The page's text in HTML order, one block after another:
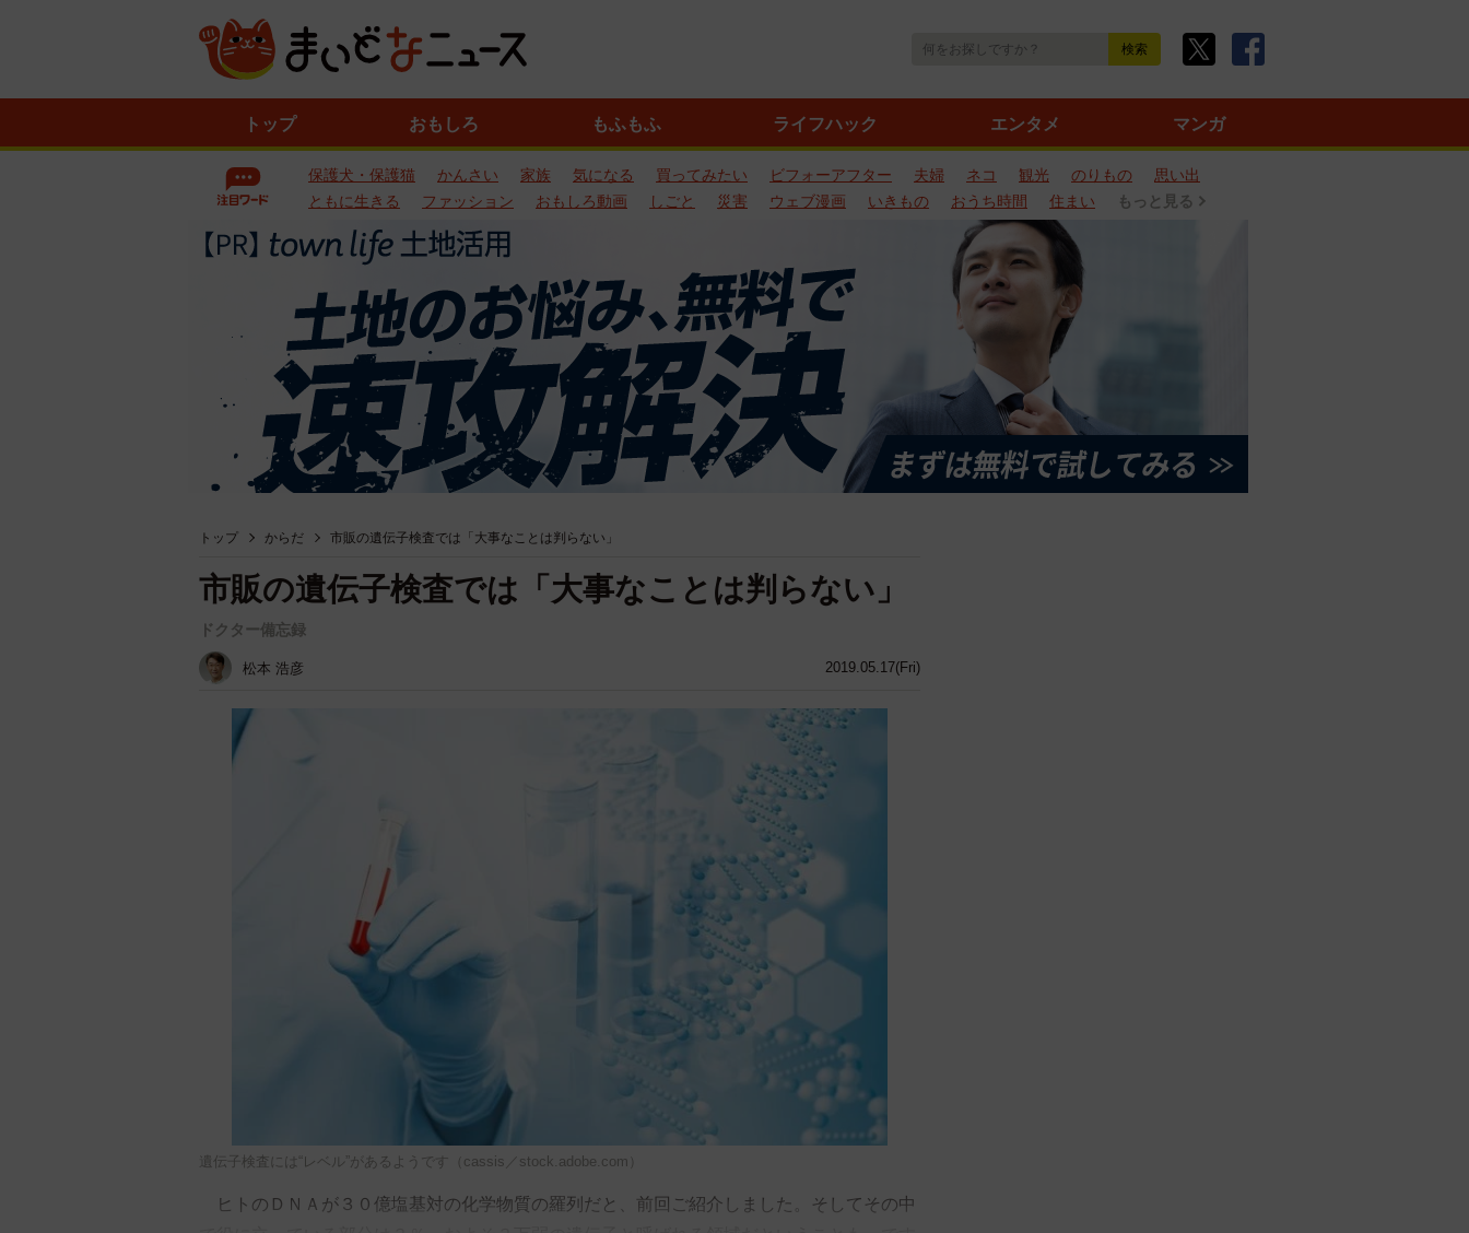
トップ おもしろ もふもふ ライフハック エンタメ マンガ
保護犬・保護猫 かんさい 家族 気になる 買ってみたい ビフォーアフター 夫婦 ネコ 観光 のりもの
思い出
ともに生きる
ファッション おもしろ動画 しごと 災害 ウェブ漫画 いきもの おうち時間 住まい もっと見る
トップ からだ 市販の遺伝子検査では「大事なことは判らない」
2019.05.17(Fri)
市販の遺伝子検査では「大事なことは判らない」
ドクター備忘録
松本 浩彦
遺伝子検査には“レベル”があるようです（cassis／stock.adobe.com）
ヒトのＤＮＡが３０億塩基対の化学物質の羅列だと、前回ご紹介しました。そしてその中